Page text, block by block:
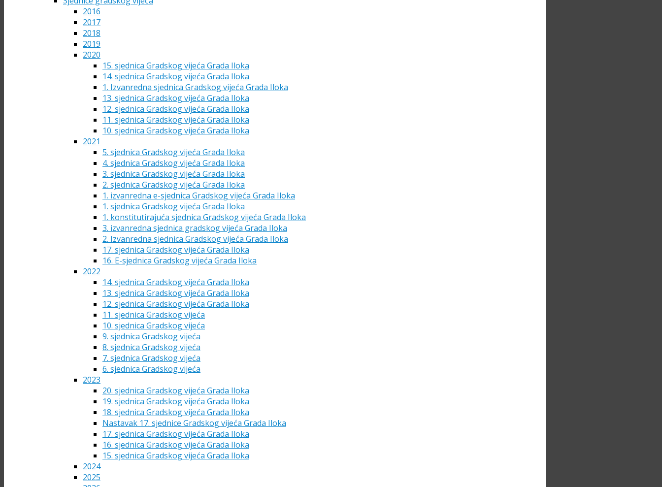
2016
2017
2018
2019
2020
15. sjednica Gradskog vijeća Grada Iloka
14. sjednica Gradskog vijeća Grada Iloka
1. Izvanredna sjednica Gradskog vijeća Grada Iloka
13. sjednica Gradskog vijeća Grada Iloka
12. sjednica Gradskog vijeća Grada Iloka
11. sjednica Gradskog vijeća Grada Iloka
10. sjednica Gradskog vijeća Grada Iloka
2021
5. sjednica Gradskog vijeća Grada Iloka
4. sjednica Gradskog vijeća Grada Iloka
3. sjednica Gradskog vijeća Grada Iloka
2. sjednica Gradskog vijeća Grada Iloka
1. izvanredna e-sjednica Gradskog vijeća Grada Iloka
1. sjednica Gradskog vijeća Grada Iloka
1. konstitutirajuća sjednica Gradskog vijeća Grada Iloka
3. izvanredna sjednica gradskog vijeća Grada Iloka
2. Izvanredna sjednica Gradskog vijeća Grada Iloka
17. sjednica Gradskog vijeća Grada Iloka
16. E-sjednica Gradskog vijeća Grada Iloka
2022
14. sjednica Gradskog vijeća Grada Iloka
13. sjednica Gradskog vijeća Grada Iloka
12. sjednica Gradskog vijeća Grada Iloka
11. sjednica Gradskog vijeća
10. sjednica Gradskog vijeća
9. sjednica Gradskog vijeća
8. sjednica Gradskog vijeća
7. sjednica Gradskog vijeća
6. sjednica Gradskog vijeća
2023
20. sjednica Gradskog vijeća Grada Iloka
19. sjednica Gradskog vijeća Grada Iloka
18. sjednica Gradskog vijeća Grada Iloka
Nastavak 17. sjednice Gradskog vijeća Grada Iloka
17. sjednica Gradskog vijeća Grada Iloka
16. sjednica Gradskog vijeća Grada Iloka
15. sjednica Gradskog vijeća Grada Iloka
2024
2025